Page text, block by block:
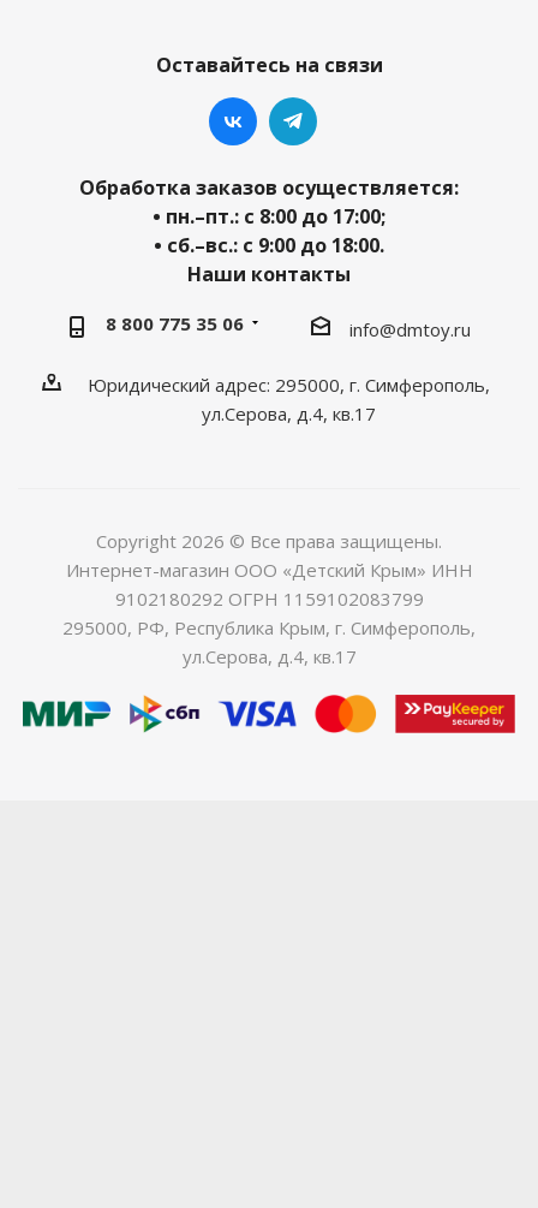
Оставайтесь на связи
Обработка заказов осуществляется:
• пн.–пт.: с 8:00 до 17:00;
• сб.–вс.: с 9:00 до 18:00.
Наши контакты
8 800 775 35 06 info@dmtoy.ru
Юридический адрес: 295000, г. Симферополь,
ул.Серова, д.4, кв.17
Copyright 2026 © Все права защищены.
Интернет-магазин ООО «Детский Крым» ИНН
9102180292 ОГРН 1159102083799
295000, РФ, Республика Крым, г. Симферополь,
ул.Серова, д.4, кв.17